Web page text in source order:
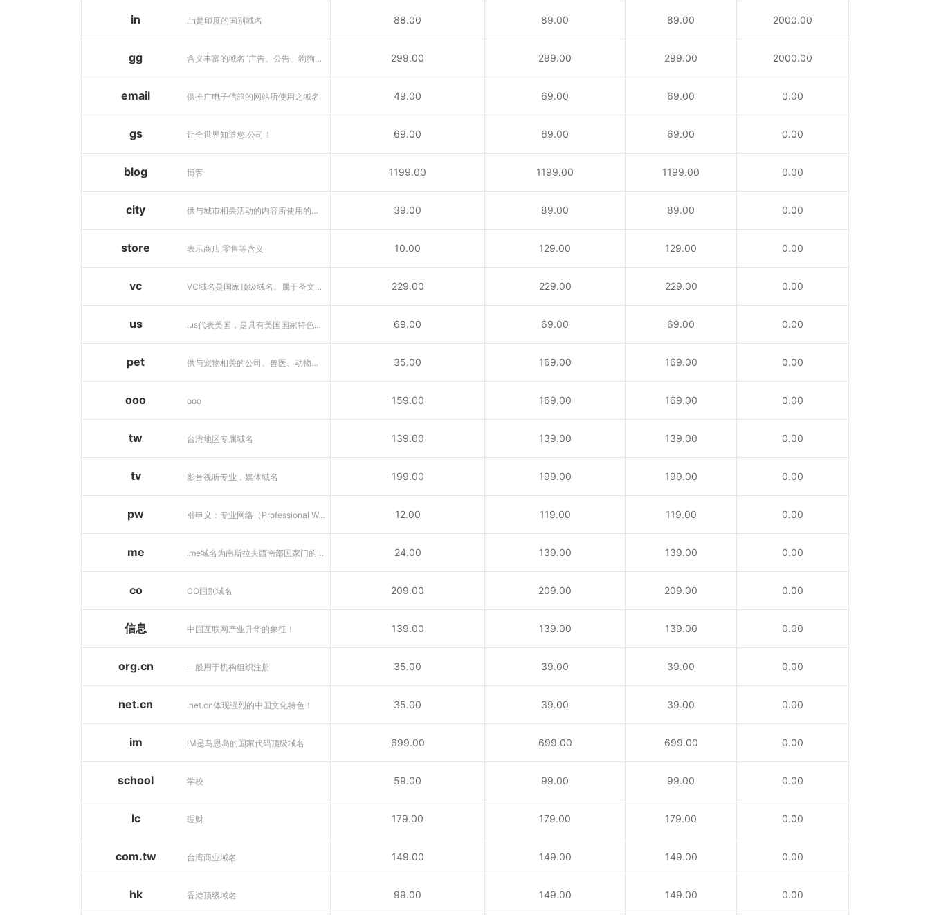
in .in是印度的国别域名 88.00 89.00 89.00 2000.00
gg 含义丰富的域名“广告、公告、狗狗……”互联网行业首选后缀！ 299.00 299.00 299.00 2000.00
email 供推广电子信箱的网站所使用之域名 49.00 69.00 69.00 0.00
gs 让全世界知道您.公司！ 69.00 69.00 69.00 0.00
blog 博客 1199.00 1199.00 1199.00 0.00
city 供与城市相关活动的内容所使用的域名 39.00 89.00 89.00 0.00
store 表示商店,零售等含义 10.00 129.00 129.00 0.00
vc VC域名是国家顶级域名。属于圣文森特和格林纳丁斯国家顶级域名（ccTLD）后缀。 229.00 229.00 229.00 0.00
us .us代表美国，是具有美国国家特色的国别域名，适合在美公司注册。 69.00 69.00 69.00 0.00
pet 供与宠物相关的公司、兽医、动物救援及宠物爱好者所使用之域名 35.00 169.00 169.00 0.00
ooo ooo 159.00 169.00 169.00 0.00
tw 台湾地区专属域名 139.00 139.00 139.00 0.00
tv 影音视听专业，媒体域名 199.00 199.00 199.00 0.00
pw 引申义：专业网络（Professional Web）或个人网站 12.00 119.00 119.00 0.00
me .me域名为南斯拉夫西南部国家门的内哥罗的国家顶级域名 24.00 139.00 139.00 0.00
co CO国别域名 209.00 209.00 209.00 0.00
信息 中国互联网产业升华的象征！ 139.00 139.00 139.00 0.00
org.cn 一般用于机构组织注册 35.00 39.00 39.00 0.00
net.cn .net.cn体现强烈的中国文化特色！ 35.00 39.00 39.00 0.00
im IM是马恩岛的国家代码顶级域名 699.00 699.00 699.00 0.00
school 学校 59.00 99.00 99.00 0.00
lc 理财 179.00 179.00 179.00 0.00
com.tw 台湾商业域名 149.00 149.00 149.00 0.00
hk 香港顶级域名 99.00 149.00 149.00 0.00